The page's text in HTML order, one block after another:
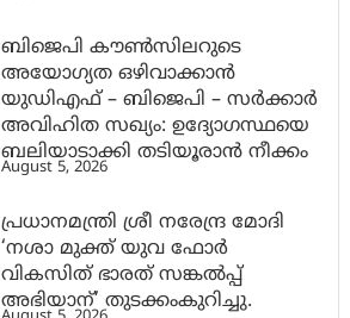
ബിജെപി കൗൺസിലറുടെ
അയോഗ്യത ഒഴിവാക്കാൻ
യുഡിഎഫ് – ബിജെപി – സർക്കാർ
അവിഹിത സഖ്യം: ഉദ്യോഗസ്ഥയെ
ബലിയാടാക്കി തടിയൂരാൻ നീക്കം
August 5, 2026
പ്രധാനമന്ത്രി ശ്രീ നരേന്ദ്ര മോദി
‘നശാ മുക്ത് യുവ ഫോർ
വികസിത് ഭാരത് സങ്കൽപ്പ്
അഭിയാന്’ തുടക്കംകുറിച്ചു.